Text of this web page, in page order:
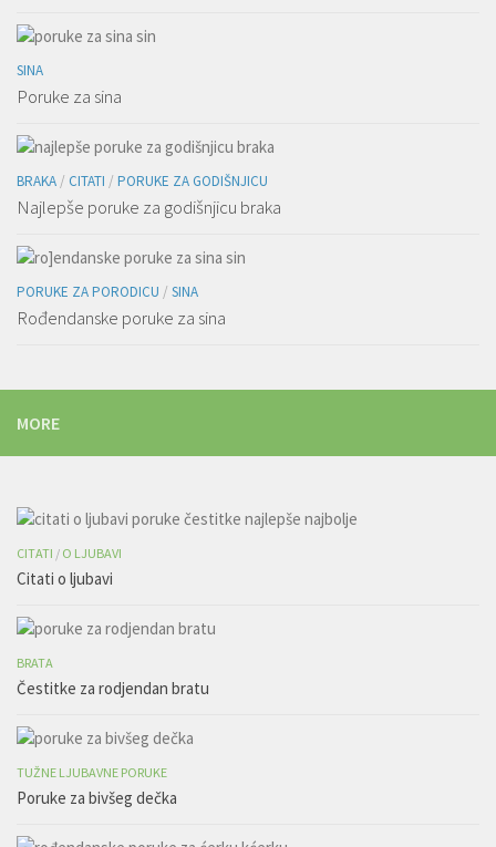
SINA
Poruke za sina
BRAKA / CITATI / PORUKE ZA GODIŠNJICU
Najlepše poruke za godišnjicu braka
PORUKE ZA PORODICU / SINA
Rođendanske poruke za sina
MORE
CITATI / O LJUBAVI
Citati o ljubavi
BRATA
Čestitke za rodjendan bratu
TUŽNE LJUBAVNE PORUKE
Poruke za bivšeg dečka